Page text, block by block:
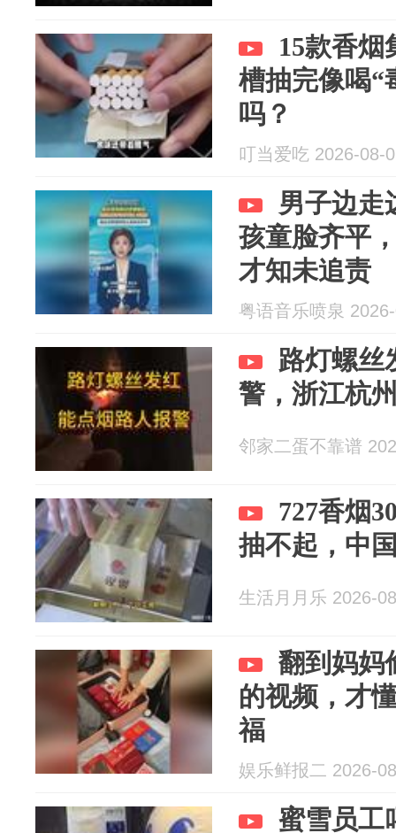
15款香烟
槽抽完像喝“
吗？
叮当爱吃 2026-08-
男子边走
孩童脸齐平
才知未追责
粤语音乐喷泉
路灯螺丝
警，浙江杭
邻家二蛋不靠谱
727香烟
抽不起，中
生活月月乐 2026-
翻到妈妈
的视频，才
福
娱乐鲜报二 2026-
蜜雪员工